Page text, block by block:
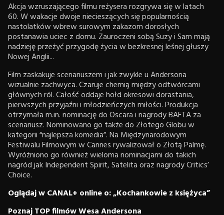
Akcja wzruszającego filmu reżysera rozgrywa się w latach
60. W wakacje dwoje niecieszących się popularnością
nastolatków wbrew surowym zakazom dorosłych
postanawia uciec z domu. Zauroczeni sobą Suzy i Sam mają
nadzieję przeżyć przygodę życia w bezkresnej leśnej głuszy
Nowej Anglii...
Film zaskakuje scenariuszem i jak zwykle u Andersona
wizualnie zachwyca. Czaruje chemią między odtwórcami
głównych ról. Całość oddaje hołd okresowi dorastania,
pierwszych przyjaźni i młodzieńczych miłości. Produkcja
otrzymała m.in. nominację do Oscara i nagrody BAFTA za
scenariusz. Nominowano go także do Złotego Globu w
kategorii “najlepsza komedia”. Na Międzynarodowym
Festiwalu Filmowym w Cannes rywalizował o Złotą Palmę.
Wyróżniono go również wieloma nominacjami do takich
nagród jak Independent Spirit, Satelita oraz nagrody Critics’
Choice.
Oglądaj w CANAL+ online o: „Kochankowie z księżyca”
Poznaj TOP filmów Wesa Andersona